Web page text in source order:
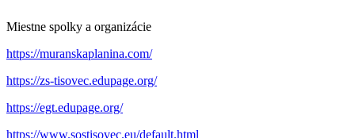
Miestne spolky a organizácie
https://muranskaplanina.com/
https://zs-tisovec.edupage.org/
https://egt.edupage.org/
https://www.sostisovec.eu/default.html